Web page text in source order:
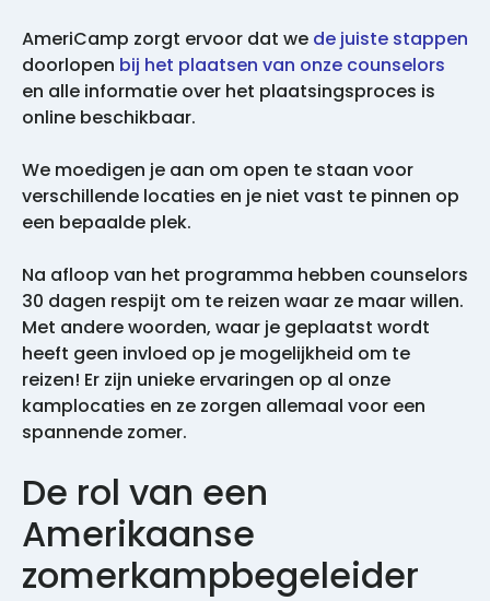
AmeriCamp zorgt ervoor dat we de juiste stappen
doorlopen bij het plaatsen van onze counselors
en alle informatie over het plaatsingsproces is
online beschikbaar.
We moedigen je aan om open te staan voor
verschillende locaties en je niet vast te pinnen op
een bepaalde plek.
Na afloop van het programma hebben counselors
30 dagen respijt om te reizen waar ze maar willen.
Met andere woorden, waar je geplaatst wordt
heeft geen invloed op je mogelijkheid om te
reizen! Er zijn unieke ervaringen op al onze
kamplocaties en ze zorgen allemaal voor een
spannende zomer.
De rol van een
Amerikaanse
zomerkampbegeleider